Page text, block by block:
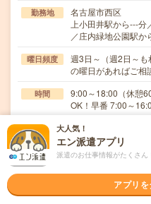
勤務地
名古屋市西区
上小田井駅から---
／庄内緑地公園駅
曜日頻度
週3日～（週2日～
の曜日があればご相
時間
9:00～18:00（休憩
OK！早番 7:00～
期間
【現在も積極採用中
から最短2～3日後に
時給
無資格未経験：時
■日収1万1600円以上
交通費
大人気！
エン派遣アプリ
派遣のお仕事情報がたくさん
アプリ